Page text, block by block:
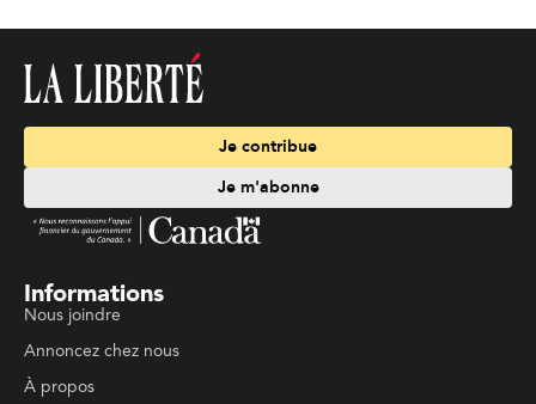
Je contribue
Je m'abonne
Informations
Nous joindre
Annoncez chez nous
À propos